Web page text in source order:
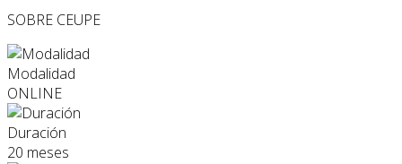
SOBRE CEUPE
Modalidad
ONLINE
Duración
20 meses